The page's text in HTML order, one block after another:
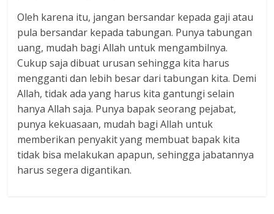
Oleh karena itu, jangan bersandar kepada gaji atau
pula bersandar kepada tabungan. Punya tabungan
uang, mudah bagi Allah untuk mengambilnya.
Cukup saja dibuat urusan sehingga kita harus
mengganti dan lebih besar dari tabungan kita. Demi
Allah, tidak ada yang harus kita gantungi selain
hanya Allah saja. Punya bapak seorang pejabat,
punya kekuasaan, mudah bagi Allah untuk
memberikan penyakit yang membuat bapak kita
tidak bisa melakukan apapun, sehingga jabatannya
harus segera digantikan.